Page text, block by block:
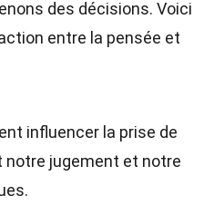
des décisions. Voici
entre la pensée et
influencer la prise de
notre jugement et notre